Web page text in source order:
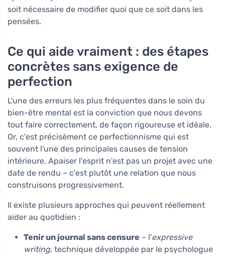
soit nécessaire de modifier quoi que ce soit dans les
pensées.
Ce qui aide vraiment : des étapes
concrètes sans exigence de
perfection
L'une des erreurs les plus fréquentes dans le soin du
bien-être mental est la conviction que nous devons
tout faire correctement, de façon rigoureuse et idéale.
Or, c'est précisément ce perfectionnisme qui est
souvent l'une des principales causes de tension
intérieure. Apaiser l'esprit n'est pas un projet avec une
date de rendu – c'est plutôt une relation que nous
construisons progressivement.
Il existe plusieurs approches qui peuvent réellement
aider au quotidien :
Tenir un journal sans censure – l'expressive
writing, technique développée par le psychologue